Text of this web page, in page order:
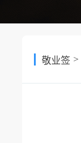
敬业签 >